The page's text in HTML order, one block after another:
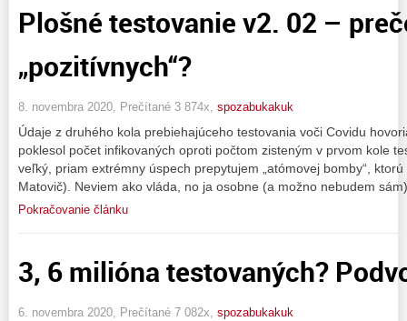
Plošné testovanie v2. 02 –
„pozitívnych“?
8. novembra 2020, Prečítané 3 874x, spozabukakuk
Údaje z druhého kola prebiehajúceho testovania voči Covidu
poklesol počet infikovaných oproti počtom zisteným v prvom kole
veľký, priam extrémny úspech prepytujem „atómovej bomby“,
Matovič). Neviem ako vláda, no ja osobne (a možno nebudem
Pokračovanie článku
3, 6 milióna testovaných?
6. novembra 2020, Prečítané 7 082x, spozabukakuk